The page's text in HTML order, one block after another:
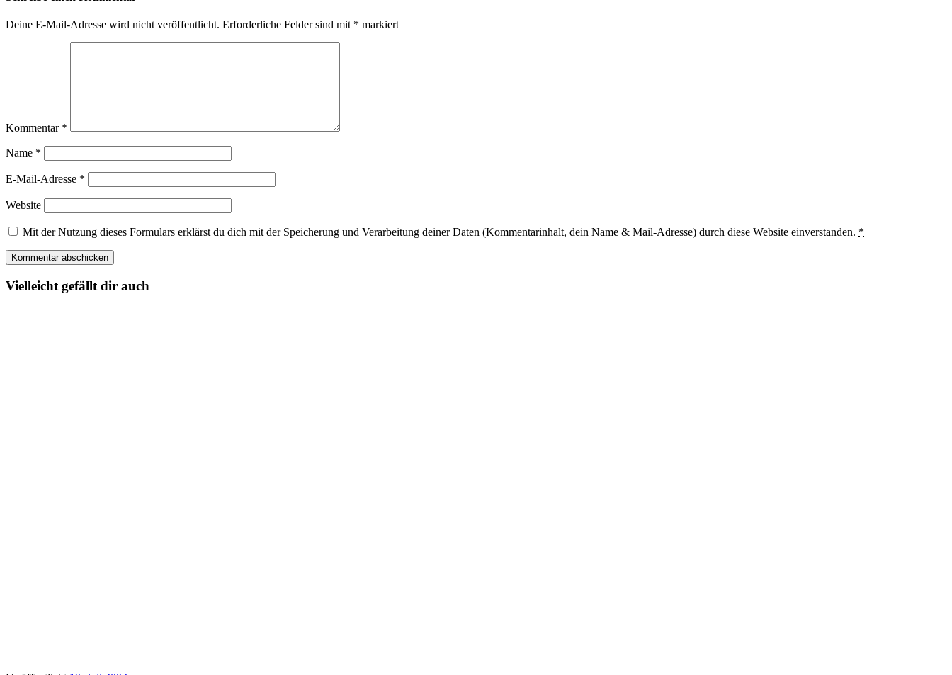
Deine E-Mail-Adresse wird nicht veröffentlicht. Erforderliche Felder sind mit * markiert
Kommentar *
Name *
E-Mail-Adresse *
Website
Mit der Nutzung dieses Formulars erklärst du dich mit der Speicherung und Verarbeitung deiner Daten (Kommentarinhalt, dein Name & Mail-Adresse) durch diese Website einverstanden. *
Vielleicht gefällt dir auch